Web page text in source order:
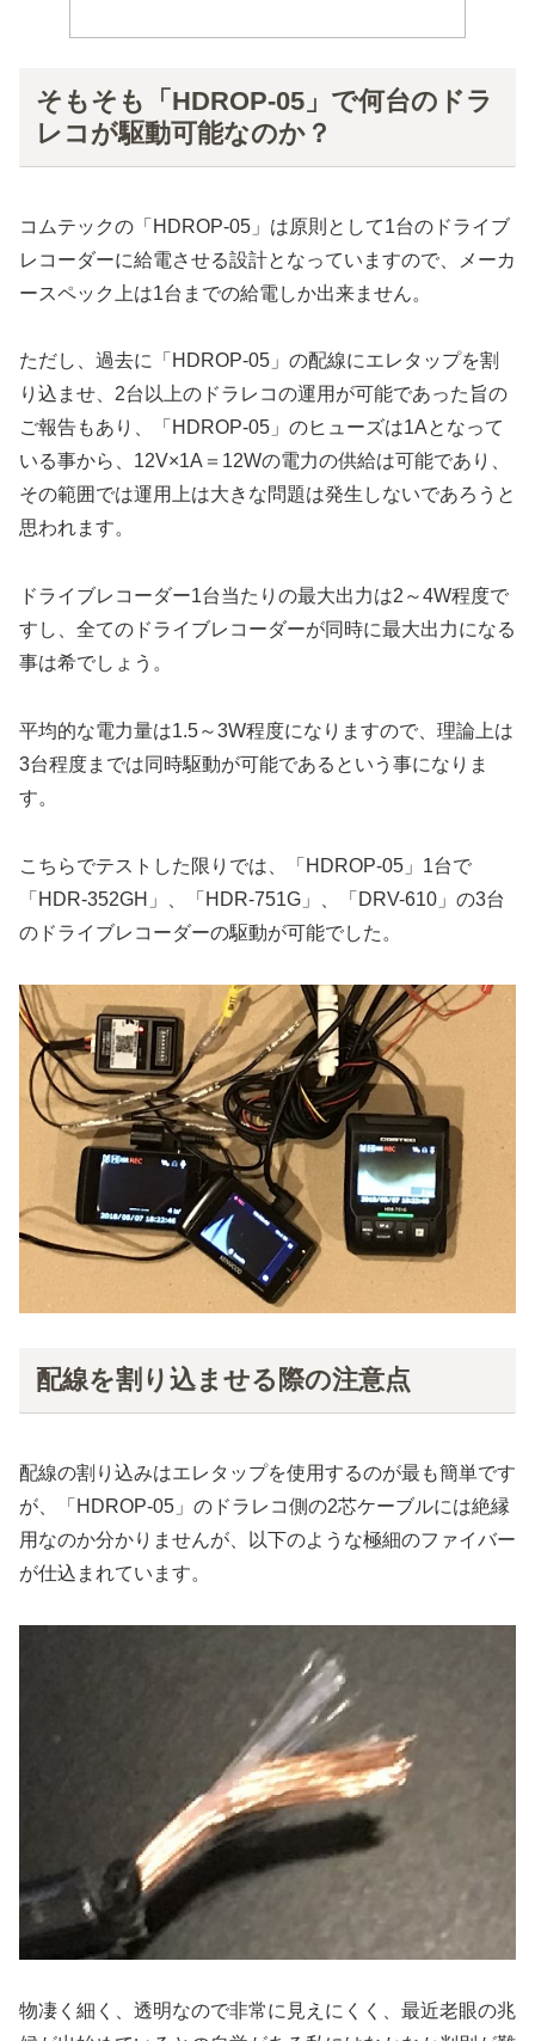
そもそも「HDROP-05」で何台のドラ
レコが駆動可能なのか？
コムテックの「HDROP-05」は原則として1台のドライブ
レコーダーに給電させる設計となっていますので、メーカ
ースペック上は1台までの給電しか出来ません。
ただし、過去に「HDROP-05」の配線にエレタップを割
り込ませ、2台以上のドラレコの運用が可能であった旨の
ご報告もあり、「HDROP-05」のヒューズは1Aとなって
いる事から、12V×1A＝12Wの電力の供給は可能であり、
その範囲では運用上は大きな問題は発生しないであろうと
思われます。
ドライブレコーダー1台当たりの最大出力は2～4W程度で
すし、全てのドライブレコーダーが同時に最大出力になる
事は希でしょう。
平均的な電力量は1.5～3W程度になりますので、理論上は
3台程度までは同時駆動が可能であるという事になりま
す。
こちらでテストした限りでは、「HDROP-05」1台で
「HDR-352GH」、「HDR-751G」、「DRV-610」の3台
のドライブレコーダーの駆動が可能でした。
配線を割り込ませる際の注意点
配線の割り込みはエレタップを使用するのが最も簡単です
が、「HDROP-05」のドラレコ側の2芯ケーブルには絶縁
用なのか分かりませんが、以下のような極細のファイバー
が仕込まれています。
物凄く細く、透明なので非常に見えにくく、最近老眼の兆